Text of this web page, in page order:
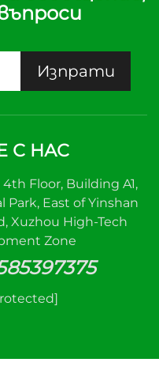
Изпрати
С НАС
Floor, Building A1,
East of Yinshan
Xuzhou High-Tech
Zone